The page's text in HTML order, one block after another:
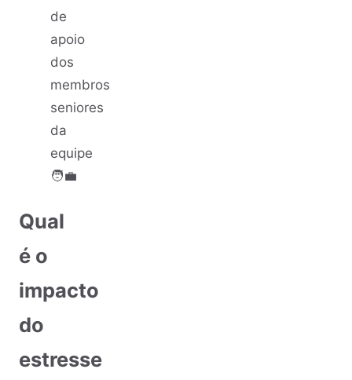
de
apoio
dos
membros
seniores
da
equipe
🧑‍💼
Qual
é o
impacto
do
estresse